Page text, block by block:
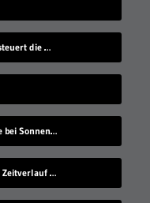
„Vampire Survivors“, aber man steuert die Monster
Diese Sneaker ändern ihre Farbe bei Sonnenlicht-Einstrahlung
Die beliebtesten Musikgenres im Zeitverlauf (1910-2019)